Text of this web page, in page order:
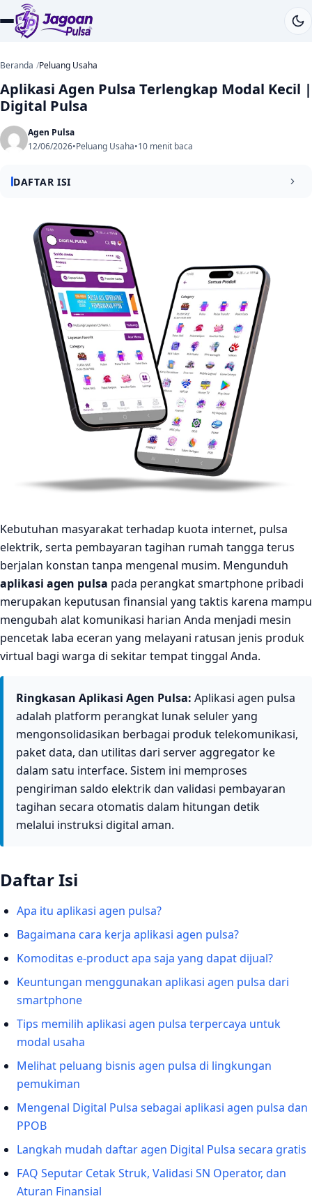
Beranda Peluang Usaha
Aplikasi Agen Pulsa Terlengkap Modal Kecil |
Digital Pulsa
Agen Pulsa
12/06/2026•Peluang Usaha•10 menit baca
DAFTAR ISI
Daftar Isi
Apa itu aplikasi agen pulsa?
Bagaimana cara kerja aplikasi agen pulsa?
Alur Eksekusi Transaksi Produk Virtual
Produk digital yang dapat dijual
Keuntungan menggunakan aplikasi agen pulsa
Tips memilih aplikasi agen pulsa terpercaya
Peluang bisnis agen pulsa
Mengenal Digital Pulsa sebagai aplikasi agen pulsa dan
Cara daftar agen Digital Pulsa
Kesimpulan
Kebutuhan masyarakat terhadap kuota internet, pulsa
elektrik, serta pembayaran tagihan rumah tangga terus
berjalan konstan tanpa mengenal musim. Mengunduh
aplikasi agen pulsa pada perangkat smartphone pribadi
merupakan keputusan finansial yang taktis karena mampu
mengubah alat komunikasi harian Anda menjadi mesin
pencetak laba eceran yang melayani ratusan jenis produk
virtual bagi warga di sekitar tempat tinggal Anda.
Ringkasan Aplikasi Agen Pulsa: Aplikasi agen pulsa
adalah platform perangkat lunak seluler yang
mengonsolidasikan berbagai produk telekomunikasi,
paket data, dan utilitas dari server aggregator ke
dalam satu interface. Sistem ini memproses
pengiriman saldo elektrik dan validasi pembayaran
tagihan secara otomatis dalam hitungan detik
melalui instruksi digital aman.
Daftar Isi
Apa itu aplikasi agen pulsa?
Bagaimana cara kerja aplikasi agen pulsa?
Komoditas e-product apa saja yang dapat dijual?
Keuntungan menggunakan aplikasi agen pulsa dari
smartphone
Tips memilih aplikasi agen pulsa terpercaya untuk
modal usaha
Melihat peluang bisnis agen pulsa di lingkungan
pemukiman
Mengenal Digital Pulsa sebagai aplikasi agen pulsa dan
PPOB
Langkah mudah daftar agen Digital Pulsa secara gratis
FAQ Seputar Cetak Struk, Validasi SN Operator, dan
Aturan Finansial